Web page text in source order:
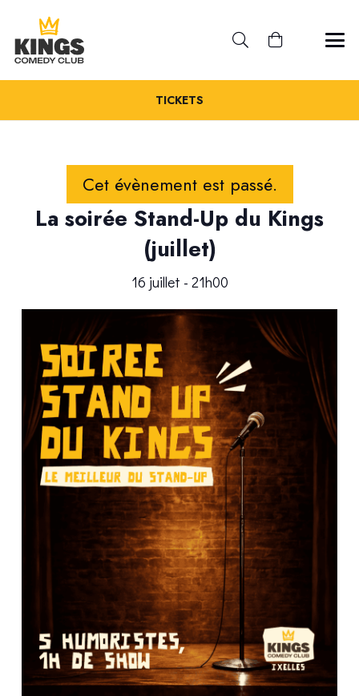
TICKETS
Cet évènement est passé.
La soirée Stand-Up du Kings
(juillet)
16 juillet - 21h00